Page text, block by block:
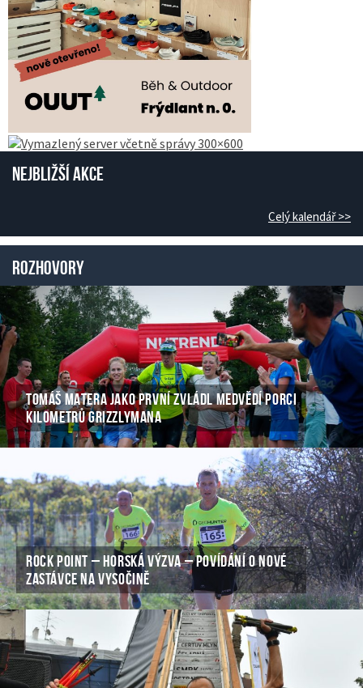
Nejbližší akce
Celý kalendář >>
Rozhovory
TOMÁŠ MATERA JAKO PRVNÍ ZVLÁDL MEDVĚDÍ PORCI
KILOMETRŮ GRIZZLYMANA
ROCK POINT – HORSKÁ VÝZVA – POVÍDÁNÍ O NOVÉ
ZASTÁVCE NA VYSOČINĚ